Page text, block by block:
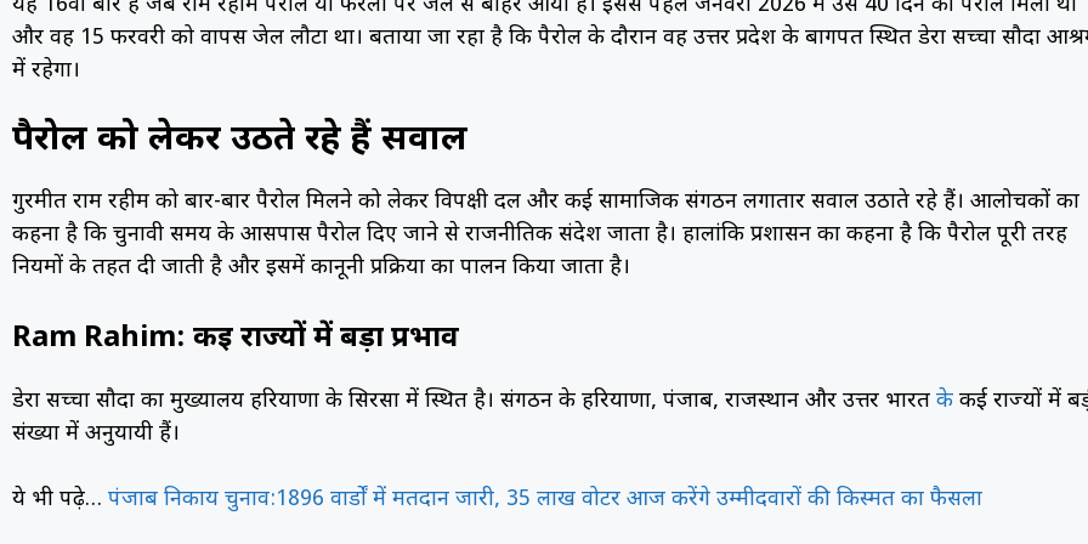
और वह 15 फरवरी को वापस जेल लौटा था। बताया जा रहा है कि पैरोल के दौरान वह उत्तर प्रदेश के बागपत स्थित डेरा सच्चा सौदा
में रहेगा।
पैरोल को लेकर उठते रहे हैं सवाल
गुरमीत राम रहीम को बार-बार पैरोल मिलने को लेकर विपक्षी दल और कई सामाजिक संगठन लगातार सवाल उठाते रहे हैं। आलोचकों का
कहना है कि चुनावी समय के आसपास पैरोल दिए जाने से राजनीतिक संदेश जाता है। हालांकि प्रशासन का कहना है कि पैरोल पूरी तरह
नियमों के तहत दी जाती है और इसमें कानूनी प्रक्रिया का पालन किया जाता है।
Ram Rahim: कई राज्यों में बड़ा प्रभाव
डेरा सच्चा सौदा का मुख्यालय हरियाणा के सिरसा में स्थित है। संगठन के हरियाणा, पंजाब, राजस्थान और उत्तर भारत के कई राज्यों में
संख्या में अनुयायी हैं।
ये भी पढ़े… पंजाब निकाय चुनाव:1896 वार्डों में मतदान जारी, 35 लाख वोटर आज करेंगे उम्मीदवारों की किस्मत का फैसला